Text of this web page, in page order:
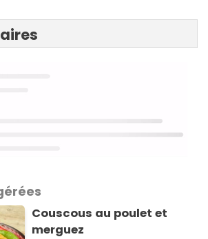
Couscous au poulet et
merguez